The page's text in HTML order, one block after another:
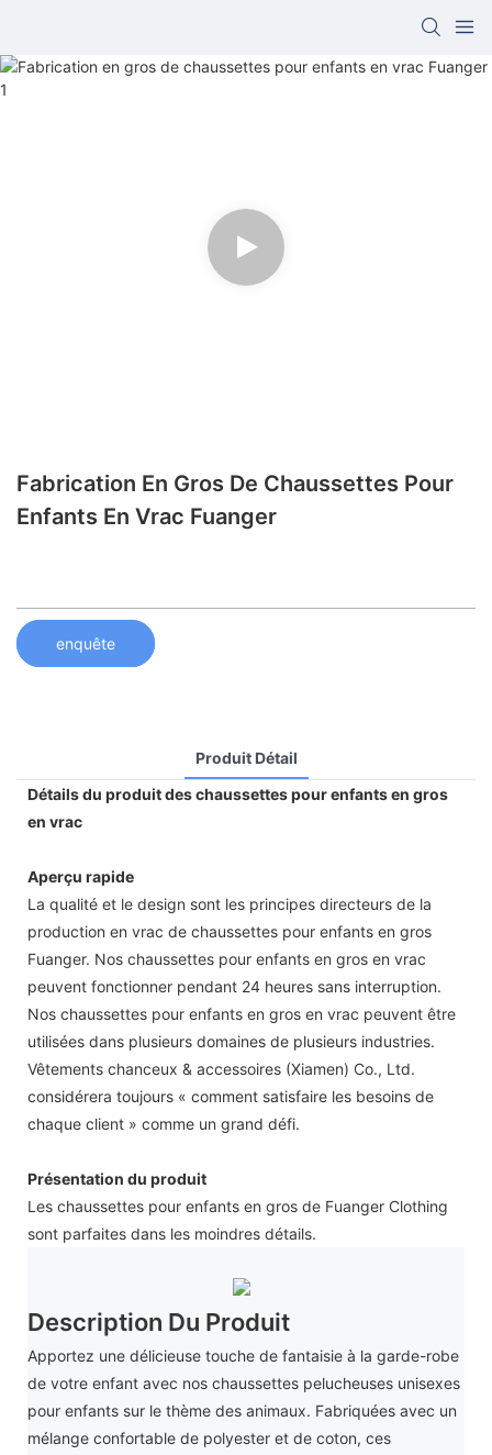
Fabrication En Gros De Chaussettes Pour
Enfants En Vrac Fuanger
enquête
Produit Détail
Détails du produit des chaussettes pour enfants en gros
en vrac
Aperçu rapide
La qualité et le design sont les principes directeurs de la
production en vrac de chaussettes pour enfants en gros
Fuanger. Nos chaussettes pour enfants en gros en vrac
peuvent fonctionner pendant 24 heures sans interruption.
Nos chaussettes pour enfants en gros en vrac peuvent être
utilisées dans plusieurs domaines de plusieurs industries.
Vêtements chanceux & accessoires (Xiamen) Co., Ltd.
considérera toujours « comment satisfaire les besoins de
chaque client » comme un grand défi.
Présentation du produit
Les chaussettes pour enfants en gros de Fuanger Clothing
sont parfaites dans les moindres détails.
Description Du Produit
Apportez une délicieuse touche de fantaisie à la garde-robe
de votre enfant avec nos chaussettes pelucheuses unisexes
pour enfants sur le thème des animaux. Fabriquées avec un
mélange confortable de polyester et de coton, ces